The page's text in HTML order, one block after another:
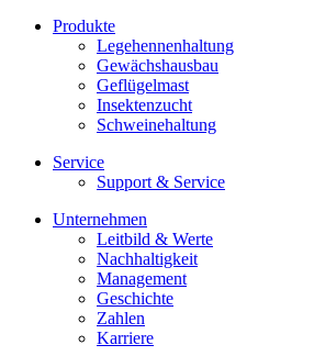
Produkte
Legehennenhaltung
Gewächshausbau
Geflügelmast
Insektenzucht
Schweinehaltung
Service
Support & Service
Unternehmen
Leitbild & Werte
Nachhaltigkeit
Management
Geschichte
Zahlen
Karriere